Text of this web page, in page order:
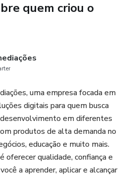
do trader.
para se tornar mais confiante
gerenciamento de risco para
receberá uma planilha de gestão
pronta para usar. Com ela,
banca, definir metas diárias (stop
sua evolução como trader
quem criou o
uma empresa focada em
digitais para quem busca
em diferentes
produtos de alta demanda no
educação e muito mais.
oferecer qualidade, confiança e
a aprender, aplicar e alcançar